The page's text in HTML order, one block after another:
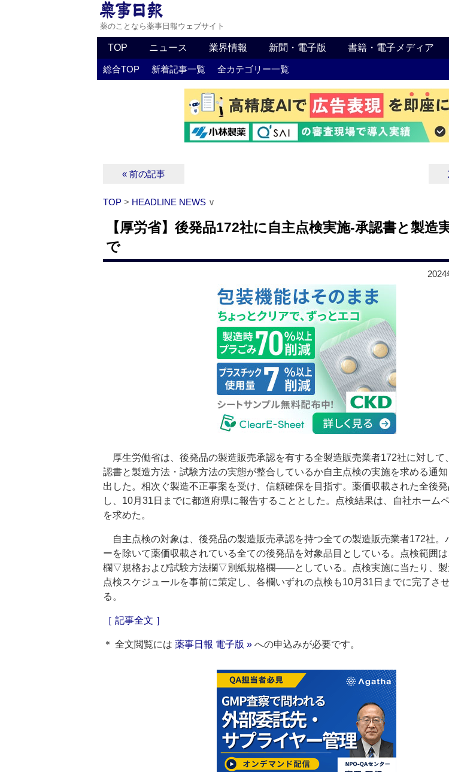
薬のことなら薬事日報ウェブサイト
TOP ニュース 業界情報 新聞・電子版 書籍・電子メディア
総合TOP 新着記事一覧 全カテゴリー一覧
« 前の記事
TOP > HEADLINE NEWS ∨
【厚労省】後発品172社に自主点検実施‐承認書と製造
で
厚生労働省は、後発品の製造販売承認を有する全製造販売業者172社に対して
認書と製造方法・試験方法の実態が整合しているか自主点検の実施を求める通
出した。相次ぐ製造不正事案を受け、信頼確保を目指す。薬価収載された全後発
し、10月31日までに都道府県に報告することとした。点検結果は、自社ホーム
を求めた。
自主点検の対象は、後発品の製造販売承認を持つ全ての製造販売業者172社。
ーを除いて薬価収載されている全ての後発品を対象品目としている。点検範囲
欄▽規格および試験方法欄▽別紙規格欄――としている。点検実施に当たり、製
点検スケジュールを事前に策定し、各欄いずれの点検も10月31日までに完了さ
る。
［ 記事全文 ］
＊ 全文閲覧には 薬事日報 電子版 » への申込みが必要です。